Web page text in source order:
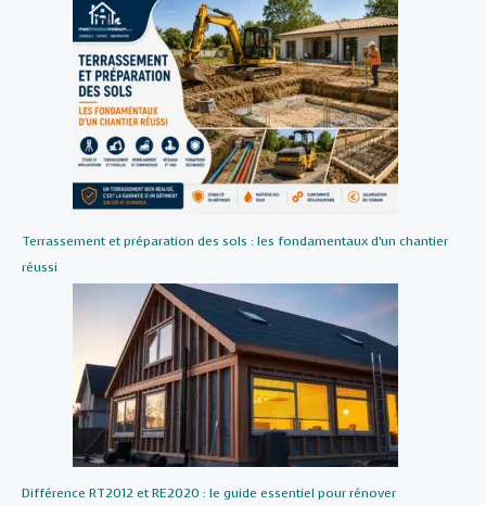
Terrassement et préparation des sols : les fondamentaux d’un chantier
réussi
Différence RT2012 et RE2020 : le guide essentiel pour rénover